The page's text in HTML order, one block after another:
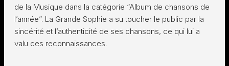
de la Musique dans la catégorie “Album de chansons de
l’année”. La Grande Sophie a su toucher le public par la
sincérité et l’authenticité de ses chansons, ce qui lui a
valu ces reconnaissances.